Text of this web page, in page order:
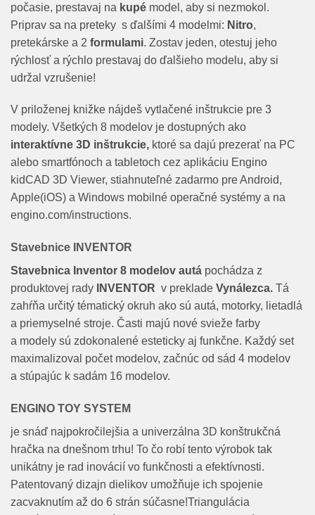
počasie, prestavaj na kupé model, aby si nezmokol.
Priprav sa na preteky s ďalšími 4 modelmi: Nitro,
pretekárske a 2 formulami. Zostav jeden, otestuj jeho
rýchlosť a rýchlo prestavaj do ďalšieho modelu, aby si
udržal vzrušenie!
V priloženej knižke nájdeš vytlačené inštrukcie pre 3
modely. Všetkých 8 modelov je dostupných ako
interaktívne 3D inštrukcie, ktoré sa dajú prezerať na PC
alebo smartfónoch a tabletoch cez aplikáciu Engino
kidCAD 3D Viewer, stiahnuteľné zadarmo pre Android,
Apple(iOS) a Windows mobilné operačné systémy a na
engino.com/instructions.
Stavebnice INVENTOR
Stavebnica Inventor 8 modelov autá pochádza z
produktovej rady
INVENTOR v preklade Vynálezca. Tá
zahŕňa určitý tématický okruh ako sú autá, motorky, lietadlá
a priemyselné stroje. Časti majú nové svieže farby
a modely sú zdokonalené esteticky aj funkčne. Každý set
maximalizoval počet modelov, začnúc od sád 4 modelov
a stúpajúc k sadám 16 modelov.
ENGINO TOY SYSTEM
je snáď najpokročilejšia a univerzálna 3D konštrukčná
hračka na dnešnom trhu! To čo robí tento výrobok tak
unikátny je rad inovácií vo funkčnosti a efektívnosti.
Patentovaný dizajn dielikov umožňuje ich spojenie
zacvaknutím až do 6 strán súčasne!Triangulácia